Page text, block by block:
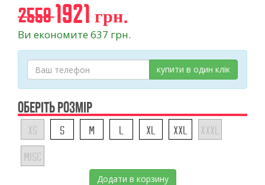
25581921 грн.
Ви економите 637 грн.
купити в один клік
ОБЕРІТЬ РОЗМІР
XS S M L XL XXL XXXL
MISC
Додати в корзину